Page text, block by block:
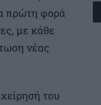
πρώτη φορά
με κάθε
νέας
του